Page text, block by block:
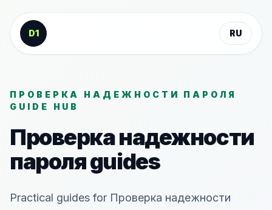
К содержанию
D1
RU
ПРОВЕРКА НАДЕЖНОСТИ ПАРОЛЯ
GUIDE HUB
Проверка надежности
пароля guides
Practical guides for Проверка надежности